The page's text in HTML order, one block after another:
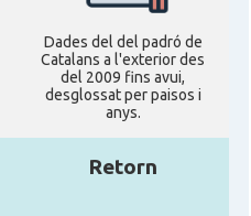
Dades del del padró de
Catalans a l'exterior des
del 2009 fins avui,
desglossat per paisos i
anys.
Retorn